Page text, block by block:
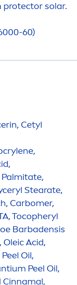
protector solar.
60)
Cetyl
Stearate,
Carbomer,
Tocopheryl
Barbadensis
Oleic Acid,
Oil,
Peel Oil,
Cinnamal,